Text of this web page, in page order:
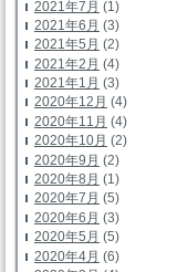
2021年7月 (1)
2021年6月 (3)
2021年5月 (2)
2021年2月 (4)
2021年1月 (3)
2020年12月 (4)
2020年11月 (4)
2020年10月 (2)
2020年9月 (2)
2020年8月 (1)
2020年7月 (5)
2020年6月 (3)
2020年5月 (5)
2020年4月 (6)